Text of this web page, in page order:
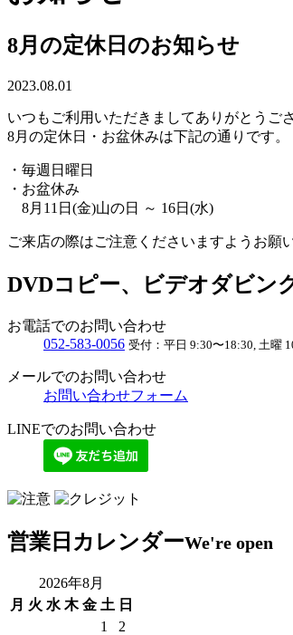
8月の定休日のお知らせ
2023.08.01
いつもご利用いただきましてありがとうご
8月の定休日・お盆休みは下記の通りです。
・毎週日曜日
・お盆休み
8月11日(金)山の日 ～ 16日(水)
ご来店の際はご注意くださいますようお願
DVDコピー、ビデオダビン
お電話でのお問い合わせ
052-583-0056 受付： 平日 9:30〜18:30, 土曜
メールでのお問い合わせ
お問い合わせフォーム
LINEでのお問い合わせ
営業日カレンダーWe're open
2026年8月
月 火 水 木 金 土 日
1
2